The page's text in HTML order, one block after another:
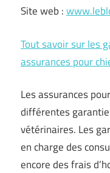
Site web :
Tout savoir sur les
assurances pour
Les assurances
différentes
vétérinaires. Les
en charge des
encore des frais